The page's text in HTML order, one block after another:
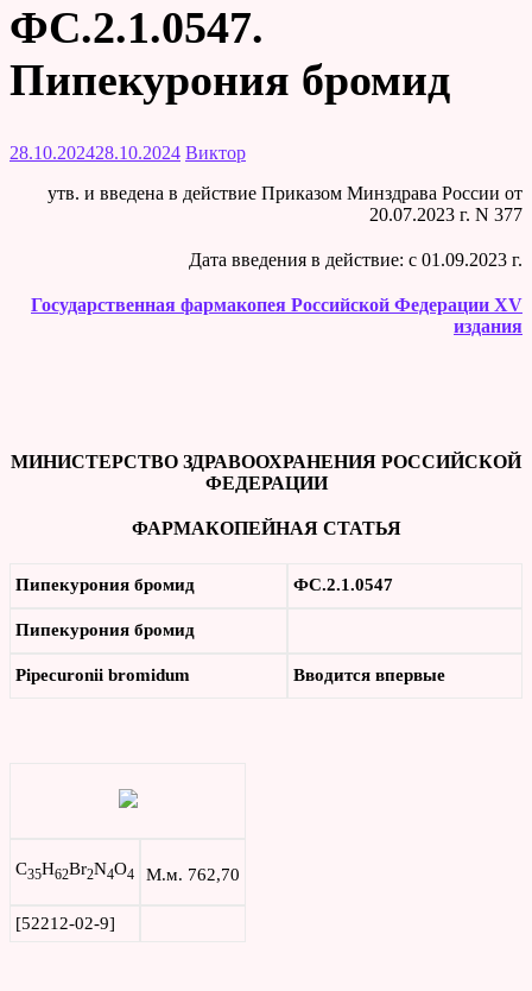
ФС.2.1.0547.
Пипекурония бромид
28.10.202428.10.2024 Виктор
утв. и введена в действие Приказом Минздрава России от
20.07.2023 г. N 377
Дата введения в действие: c 01.09.2023 г.
Государственная фармакопея Российской Федерации XV
издания
МИНИСТЕРСТВО ЗДРАВООХРАНЕНИЯ РОССИЙСКОЙ
ФЕДЕРАЦИИ
ФАРМАКОПЕЙНАЯ СТАТЬЯ
Пипекурония бромид ФС.2.1.0547
Пипекурония бромид
Pipecuronii bromidum Вводится впервые
C35H62Br2N4O4 М.м. 762,70
[52212-02-9]